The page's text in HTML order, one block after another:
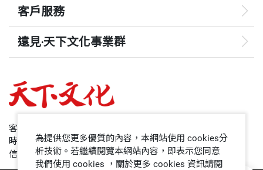
客戶服務
遠見‧天下文化事業群
哈佛商業評論
領導影響力學院
客服專線：+886 2 2662-0012
時間：週一~週五9:00~12:30;13:30~17:00
信箱：service@cwgv.com.tw
為提供您更多優質的內容，本網站使用 cookies分
析技術。若繼續閱覽本網站內容，即表示您同意
我們使用 cookies ，關於更多 cookies 資訊請閱